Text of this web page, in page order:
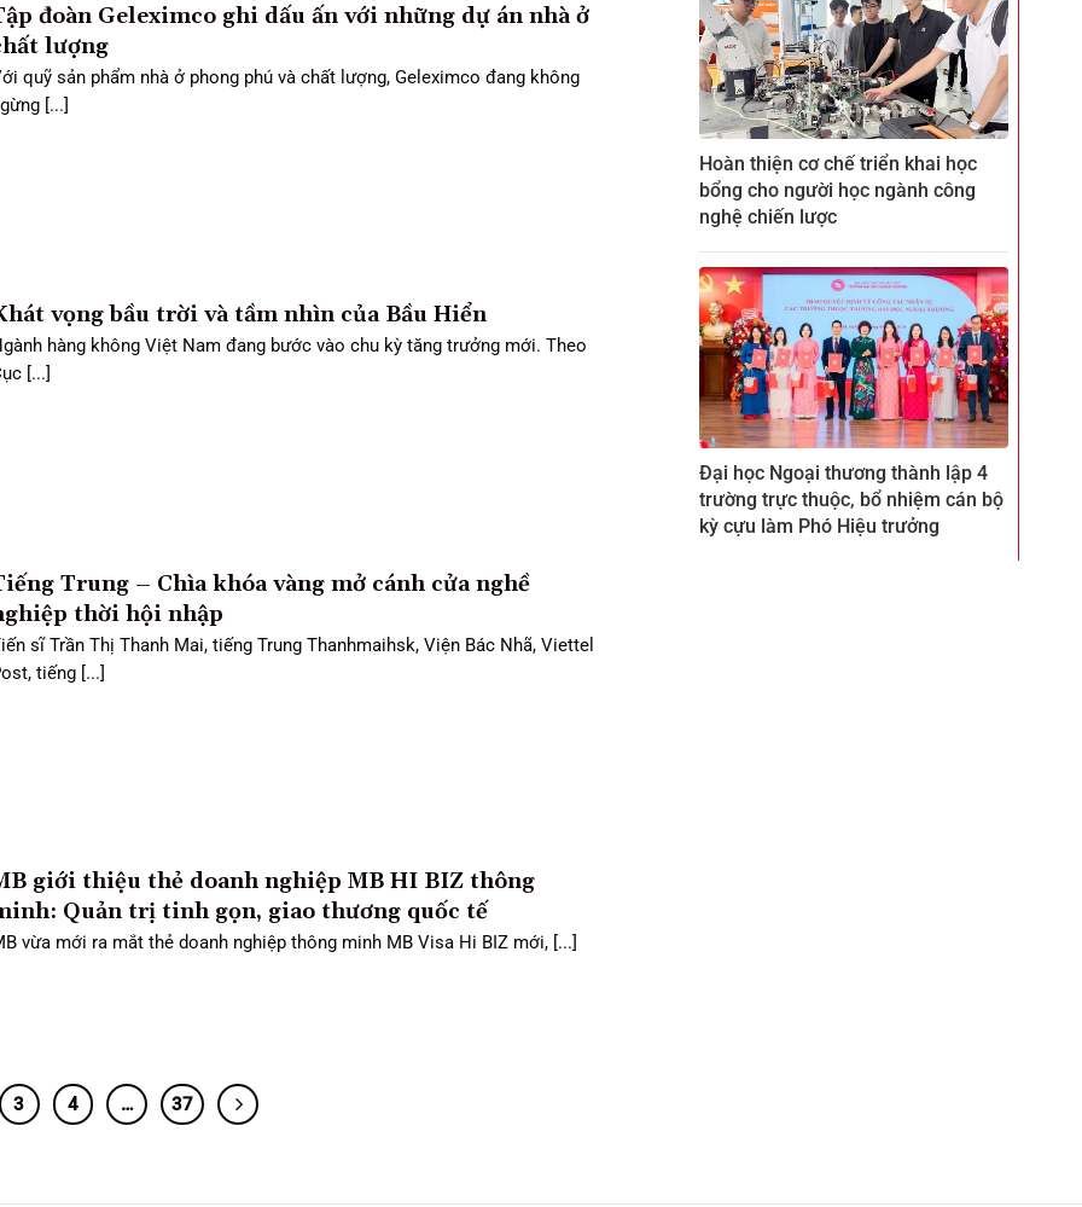
đoàn Geleximco ghi dấu ấn với những dự án nhà ở
lượng
quỹ sản phẩm nhà ở phong phú và chất lượng, Geleximco đang không
[...]
vọng bầu trời và tầm nhìn của Bầu Hiển
hàng không Việt Nam đang bước vào chu kỳ tăng trưởng mới. Theo
[...]
Trung – Chìa khóa vàng mở cánh cửa nghề
thời hội nhập
sĩ Trần Thị Thanh Mai, tiếng Trung Thanhmaihsk, Viện Bác Nhã, Viettel
tiếng [...]
giới thiệu thẻ doanh nghiệp MB HI BIZ thông
Quản trị tinh gọn, giao thương quốc tế
vừa mới ra mắt thẻ doanh nghiệp thông minh MB Visa Hi BIZ mới, [...]
3 4 … 37
Hoàn thiện cơ chế triển khai học
bổng cho người học ngành công
nghệ chiến lược
Đại học Ngoại thương thành lập 4
trường trực thuộc, bổ nhiệm cán bộ
kỳ cựu làm Phó Hiệu trưởng